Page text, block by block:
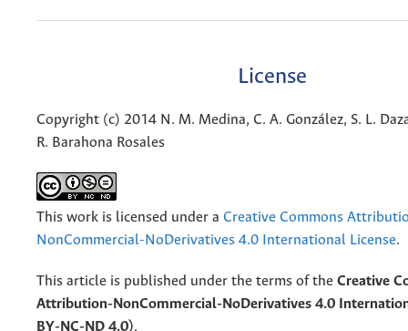
License
Copyright (c) 2014 N. M. Medina, C. A. González, S. L.
R. Barahona Rosales
This work is licensed under a Creative Commons
NonCommercial-NoDerivatives 4.0 International License.
This article is published under the terms of the Creative
Attribution-NonCommercial-NoDerivatives 4.0
BY-NC-ND 4.0).